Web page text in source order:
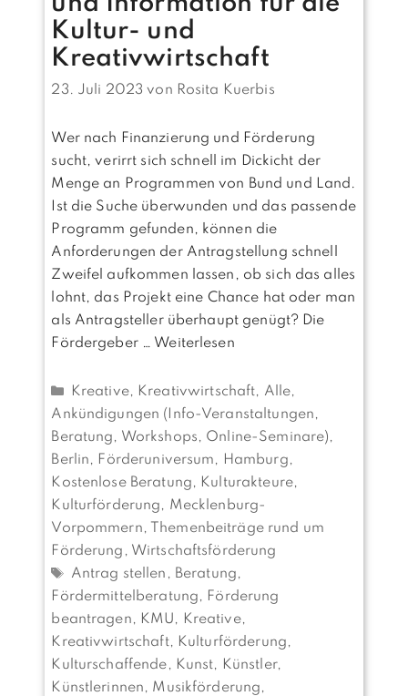
Kultur- und
Kreativwirtschaft
23. Juli 2023 von Rosita Kuerbis
Wer nach Finanzierung und Förderung
sucht, verirrt sich schnell im Dickicht der
Menge an Programmen von Bund und Land.
Ist die Suche überwunden und das passende
Programm gefunden, können die
Anforderungen der Antragstellung schnell
Zweifel aufkommen lassen, ob sich das alles
lohnt, das Projekt eine Chance hat oder man
als Antragsteller überhaupt genügt? Die
Fördergeber … Weiterlesen
Kategorien
Kreative, Kreativwirtschaft, Alle,
Ankündigungen (Info-Veranstaltungen,
Beratung, Workshops, Online-Seminare),
Berlin, Förderuniversum, Hamburg,
Kostenlose Beratung, Kulturakteure,
Kulturförderung, Mecklenburg-
Vorpommern,
Themenbeiträge rund um
Förderung , Wirtschaftsförderung
Schlagwörter
Antrag stellen , Beratung,
Fördermittelberatung, Förderung
beantragen, KMU, Kreative,
Kreativwirtschaft, Kulturförderung,
Kulturschaffende, Kunst, Künstler,
Künstlerinnen, Musikförderung,